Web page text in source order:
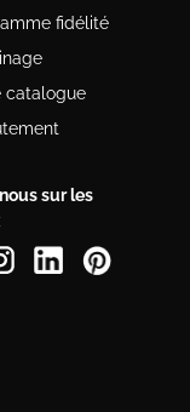
fidélité
catalogue
sur les